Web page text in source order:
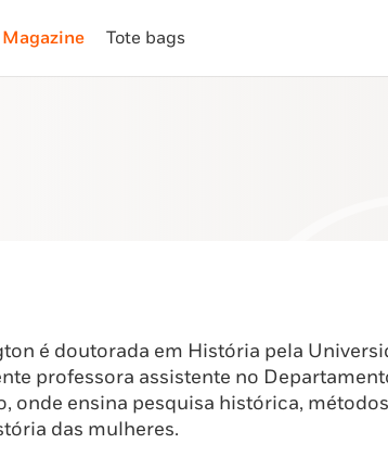
Magazine Tote bags
é doutorada em História pela
professora assistente no
onde ensina pesquisa histórica,
das mulheres.